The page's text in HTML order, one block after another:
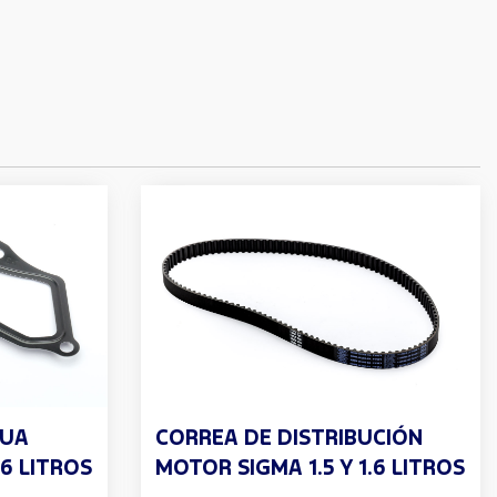
LITROS
CORREA DE DISTRIBUCIÓN
MOTOR SIGMA 1.5 Y 1.6 LITROS